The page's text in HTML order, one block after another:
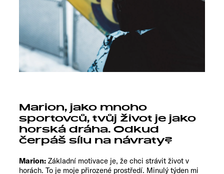
Marion, jako mnoho
sportovců, tvůj život je jako
horská dráha. Odkud
čerpáš sílu na návraty?
Marion: Základní motivace je, že chci strávit život v
horách. To je moje přirozené prostředí. Minulý týden mi